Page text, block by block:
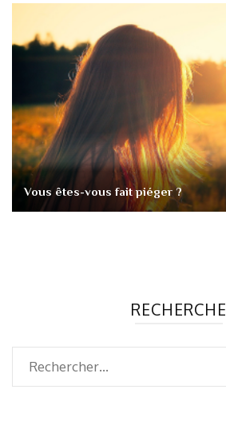
Vous êtes-vous fait piéger ?
RECHERCHE
Rechercher :